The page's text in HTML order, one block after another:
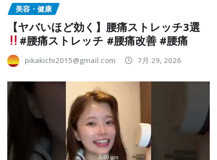
美容・健康
【ヤバいほど効く】腰痛ストレッチ3選
#腰痛ストレッチ #腰痛改善 #腰痛
pikakichi2015@gmail.com 7月 29, 2026